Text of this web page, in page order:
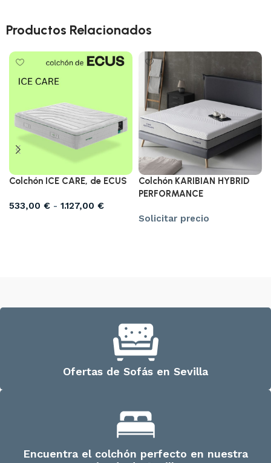
Productos Relacionados
Colchón ICE CARE, de ECUS
533,00 € - 1.127,00 €
Colchón KARIBIAN HYBRID
PERFORMANCE
Solicitar precio
Ofertas de Sofás en Sevilla
Encuentra el colchón perfecto en nuestra